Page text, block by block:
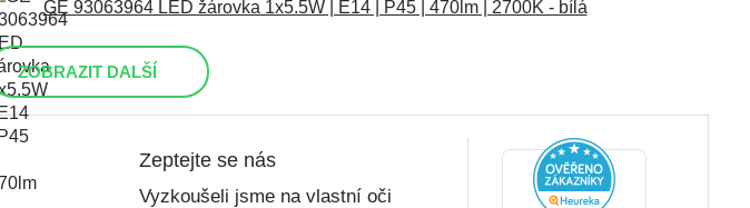
GE 93063964 LED žárovka 1x5.5W | E14 | P45 | 470lm | 2700K - bílá
ZOBRAZIT DALŠÍ
Zeptejte se nás
Vyzkoušeli jsme na vlastní oči